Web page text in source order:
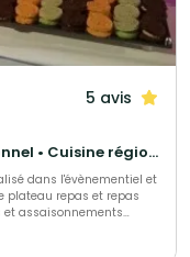
5 avis
Gastronomique • Français Traditionnel • Cuisine régionale
dans l'évènementiel et
plateau repas et repas
expérimenté!
toujours